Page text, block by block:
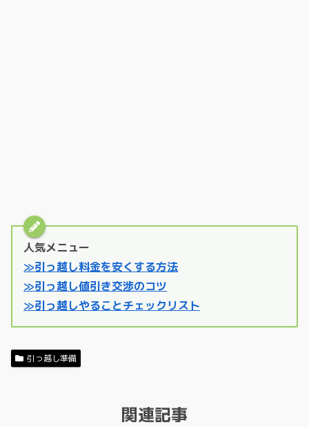
人気メニュー
≫引っ越し料金を安くする方法
≫引っ越し値引き交渉のコツ
≫引っ越しやることチェックリスト
引っ越し準備
関連記事